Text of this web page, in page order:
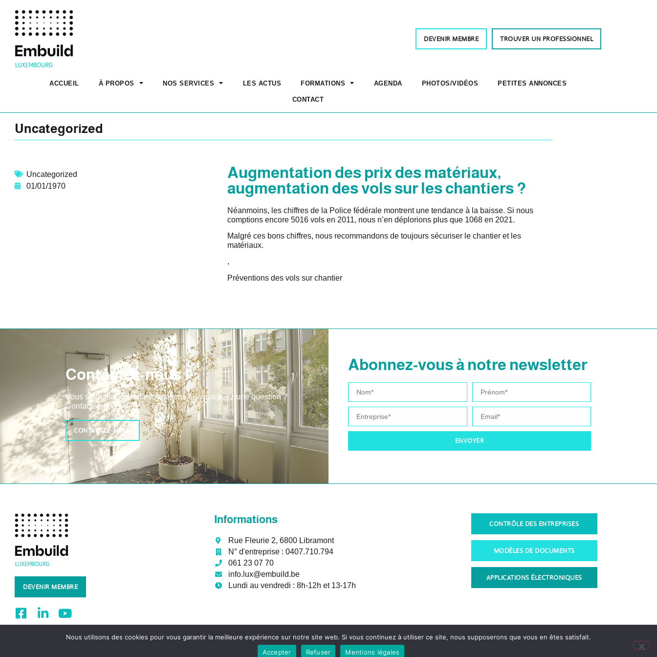
DEVENIR MEMBRE TROUVER UN PROFESSIONNEL
ACCUEIL À PROPOS NOS SERVICES LES ACTUS FORMATIONS AGENDA PHOTOS/VIDÉOS PETITES ANNONCES
CONTACT
Uncategorized
Uncategorized
01/01/1970
Augmentation des prix des matériaux,
augmentation des vols sur les chantiers ?
Néanmoins, les chiffres de la Police fédérale montrent une tendance à la baisse. Si nous
comptions encore 5016 vols en 2011, nous n’en déplorions plus que 1068 en 2021.
Malgré ces bons chiffres, nous recommandons de toujours sécuriser le chantier et les
matériaux.
,
Préventions des vols sur chantier
Contactez-nous !
Vous souhaitez plus d’informations ou vous avez une question ?
Contactez-nous.
CONTACTEZ-NOUS
Abonnez-vous à notre newsletter
ENVOYER
DEVENIR MEMBRE
Informations
Rue Fleurie 2, 6800 Libramont
N° d'entreprise : 0407.710.794
061 23 07 70
info.lux@embuild.be
Lundi au vendredi : 8h-12h et 13-17h
CONTRÔLE DES ENTREPRISES
MODÈLES DE DOCUMENTS
APPLICATIONS ÉLECTRONIQUES
Nous utilisons des cookies pour vous garantir la meilleure expérience sur notre site web. Si vous continuez à utiliser ce site, nous supposerons que vous en êtes satisfait.
Accepter
Refuser Mentions légales